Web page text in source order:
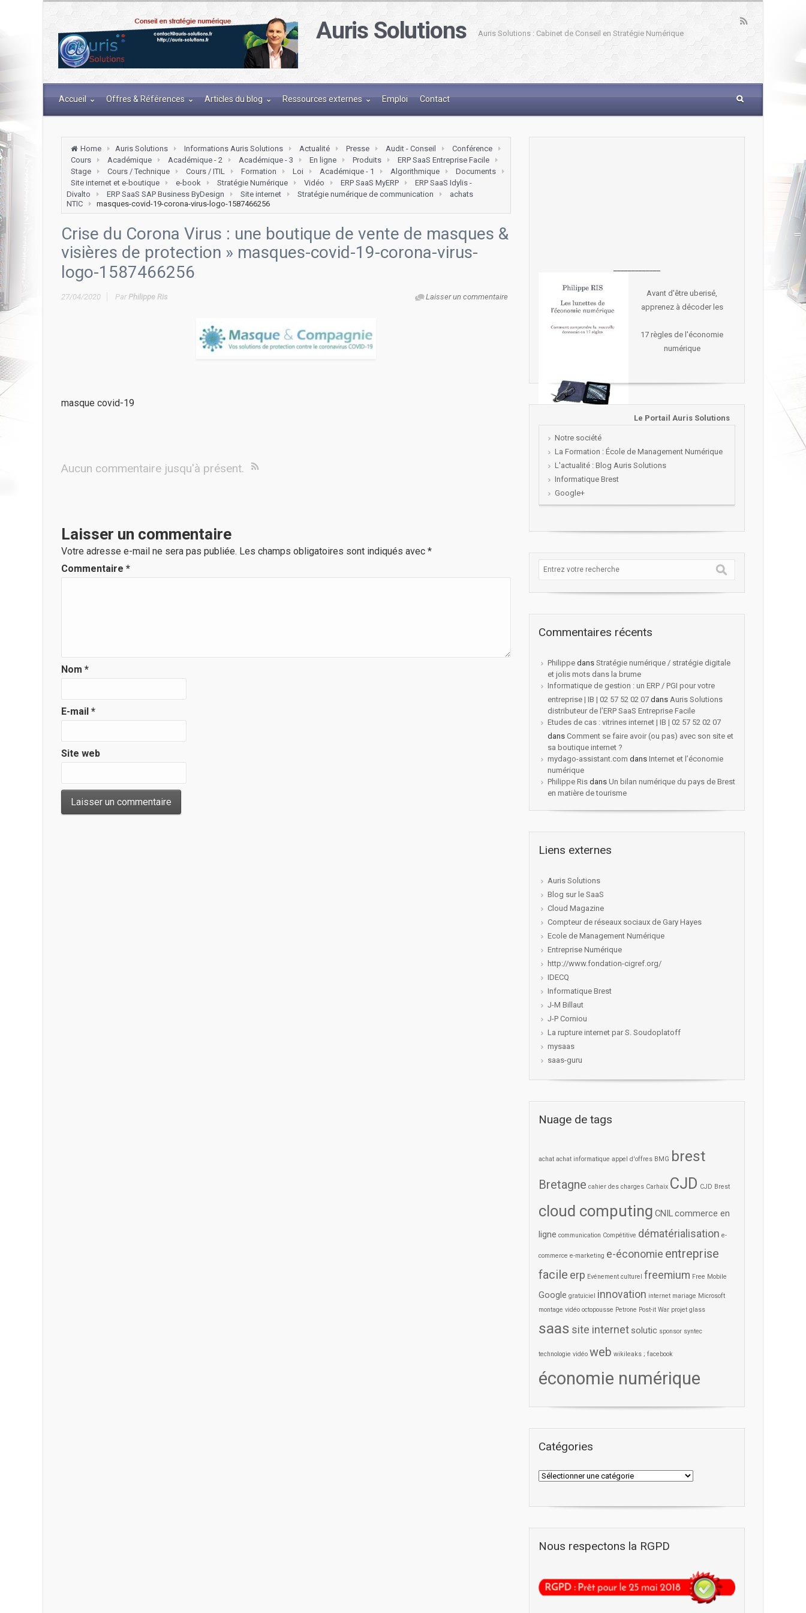
Auris Solutions Auris Solutions : Cabinet de Conseil en Stratégie Numérique
Accueil Offres & Références Articles du blog Ressources externes Emploi Contact
Home Auris Solutions Informations Auris Solutions Actualité Presse Audit - Conseil
Conférence
Cours
Académique Académique - 2 Académique - 3 En ligne Produits
ERP SaaS Entreprise Facile
Stage
Cours / Technique Cours / ITIL Formation Loi Académique - 1 Algorithmique
Documents
Site internet et e-boutique
e-book Stratégie Numérique Vidéo ERP SaaS MyERP
ERP SaaS Idylis -
Divalto
ERP SaaS SAP Business ByDesign Site internet Stratégie numérique de communication
achats
NTIC
masques-covid-19-corona-virus-logo-1587466256
Crise du Corona Virus : une boutique de vente de masques &
visières de protection » masques-covid-19-corona-virus-
logo-1587466256
27/04/2020 Laisser un commentaire
Par Philippe Ris
masque covid-19
Aucun commentaire jusqu'à présent.
Laisser un commentaire
Votre adresse e-mail ne sera pas publiée. Les champs obligatoires sont indiqués avec *
Commentaire *
Nom *
E-mail *
Site web
Avant d'être uberisé,
apprenez à décoder les
17 règles de l'économie
numérique
Le Portail Auris Solutions
Notre société
La Formation : École de Management Numérique
L'actualité : Blog Auris Solutions
Informatique Brest
Google+
Commentaires récents
Philippe dans Stratégie numérique / stratégie digitale
et jolis mots dans la brume
Informatique de gestion : un ERP / PGI pour votre
entreprise | IB | 02 57 52 02 07 dans Auris Solutions
distributeur de l’ERP SaaS Entreprise Facile
Etudes de cas : vitrines internet | IB | 02 57 52 02 07
dans Comment se faire avoir (ou pas) avec son site et
sa boutique internet ?
mydago-assistant.com dans Internet et l’économie
numérique
Philippe Ris dans Un bilan numérique du pays de Brest
en matière de tourisme
Liens externes
Auris Solutions
Blog sur le SaaS
Cloud Magazine
Compteur de réseaux sociaux de Gary Hayes
Ecole de Management Numérique
Entreprise Numérique
http://www.fondation-cigref.org/
IDECQ
Informatique Brest
J-M Billaut
J-P Corniou
La rupture internet par S. Soudoplatoff
mysaas
saas-guru
Nuage de tags
achat achat informatique appel d'offres BMG brest
Bretagne cahier des charges Carhaix CJD CJD Brest
cloud computing CNILcommerce en
ligne communication Compétitive dématérialisation e-
commerce e-marketing e-économie entreprise
facile erp Evénement culturel freemium Free Mobile
Google gratuiciel innovation internet mariage Microsoft
montage vidéo octopousse Petrone Post-it War projet glass
saas site internet solutic sponsor syntec
technologie vidéo web wikileaks ; facebook
économie numérique
Catégories
Nous respectons la RGPD